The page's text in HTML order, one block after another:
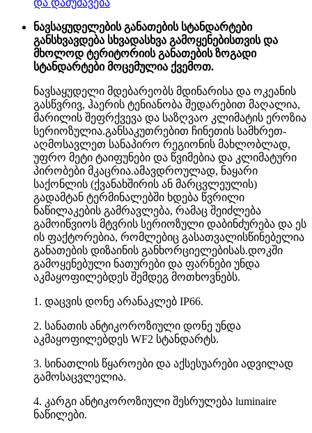
და დამუშავება
ნავსაყუდელების განათების სტანდარტები
განსხვავდება სხვადასხვა გამოყენებისთვის და
მხოლოდ ტერიტორიის განათების ზოგადი
სტანდარტები მოცემულია ქვემოთ.
ნავსაყუდელი მდებარეობს მდინარისა და ოკეანის
გასწვრივ, ჰაერის ტენიანობა შედარებით მაღალია,
მარილის შეფრქვევა და საზღვაო კლიმატის ეროზია
სერიოზულია.განსაკუთრებით ჩინეთის სამხრეთ-
აღმოსავლეთ სანაპირო რეგიონის მახლობლად,
უფრო მეტი ტაიფუნები და წვიმებია და კლიმატური
პირობები მკაცრია.ამავდროულად, ნაყარი
საქონლის (ქვანახშირის ან მარცვლეულის)
გადამტან ტერმინალებში ხდება წვრილი
ნაწილაკების გამრავლება, რამაც შეიძლება
გამოიწვიოს მტვრის სერიოზული დაბინძურება და ეს
ის ფაქტორებია, რომლებიც გასათვალისწინებელია
განათების დიზაინის განხორციელებისას.დოკში
გამოყენებული ნათურები და ფარნები უნდა
აკმაყოფილებდეს შემდეგ მოთხოვნებს.
1. დაცვის დონე არანაკლებ IP66.
2. სანათის ანტიკოროზიული დონე უნდა
აკმაყოფილებდეს WF2 სტანდარტს.
3. სინათლის წყაროები და აქსესუარები ადვილად
გამოსაცვლელია.
4. კარგი ანტიკოროზიული შესრულება luminaire
ნაწილები.